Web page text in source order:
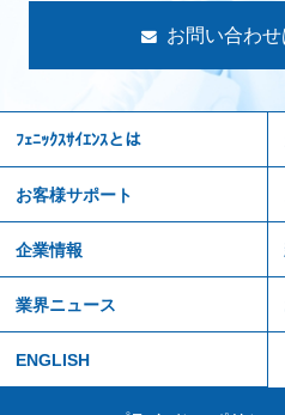
お問い合わ
ﾌｪﾆｯｸｽｻｲｴﾝｽとは
お客様サポート
企業情報
業界ニュース
ENGLISH